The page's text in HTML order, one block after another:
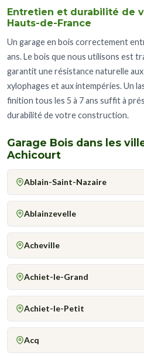
Entretien et durabilité de
Hauts-de-France
Un garage en bois correctement
ans. Le bois que nous utilisons est
garantit une résistance naturelle
xylophages et aux intempéries. Un
finition tous les 5 à 7 ans suffit à
durabilité de votre construction.
Garage Bois dans les
Achicourt
Ablain-Saint-Nazaire
Ablainzevelle
Acheville
Achiet-le-Grand
Achiet-le-Petit
Acq